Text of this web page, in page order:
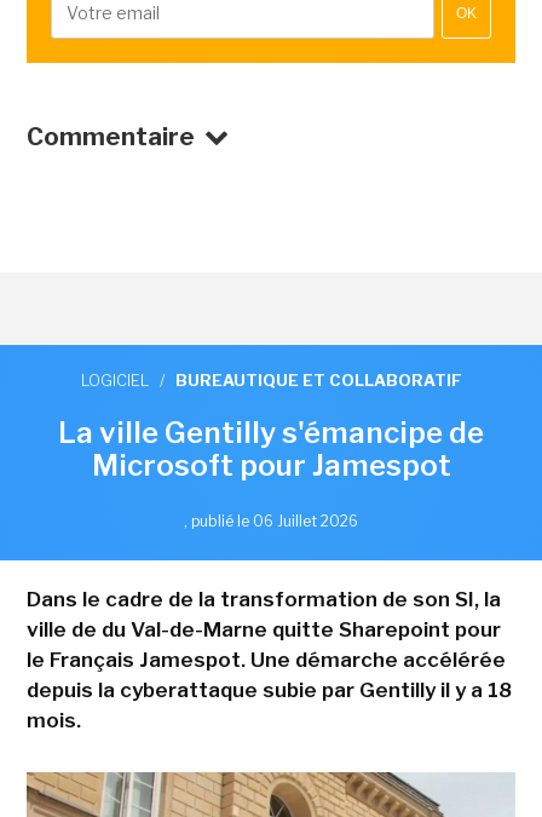
OK
Commentaire
LOGICIEL / BUREAUTIQUE ET COLLABORATIF
La ville Gentilly s'émancipe de
Microsoft pour Jamespot
, publié le 06 Juillet 2026
Dans le cadre de la transformation de son SI, la
ville de du Val-de-Marne quitte Sharepoint pour
le Français Jamespot. Une démarche accélérée
depuis la cyberattaque subie par Gentilly il y a 18
mois.